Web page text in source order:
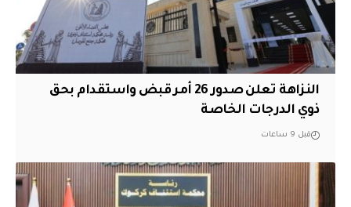
النزاهة تعلن صدور 26 أمر قبض واستقدام بحق
ذوي الدرجات الخاصة
قبل 9 ساعات